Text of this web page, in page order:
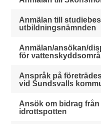
Anmälan till
utbildningsnämnden
Anmälan/ansökan/
för
Anspråk på
vid Sundsvalls
Ansök om bidrag
idrottspotten